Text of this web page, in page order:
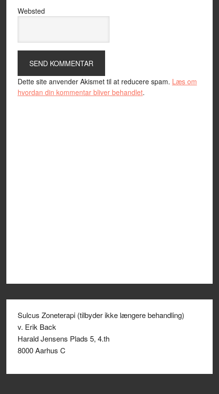
Websted
Dette site anvender Akismet til at reducere spam. Læs om
hvordan din kommentar bliver behandlet.
Sulcus Zoneterapi (tilbyder ikke længere behandling)
v. Erik Back
Harald Jensens Plads 5, 4.th
8000 Aarhus C